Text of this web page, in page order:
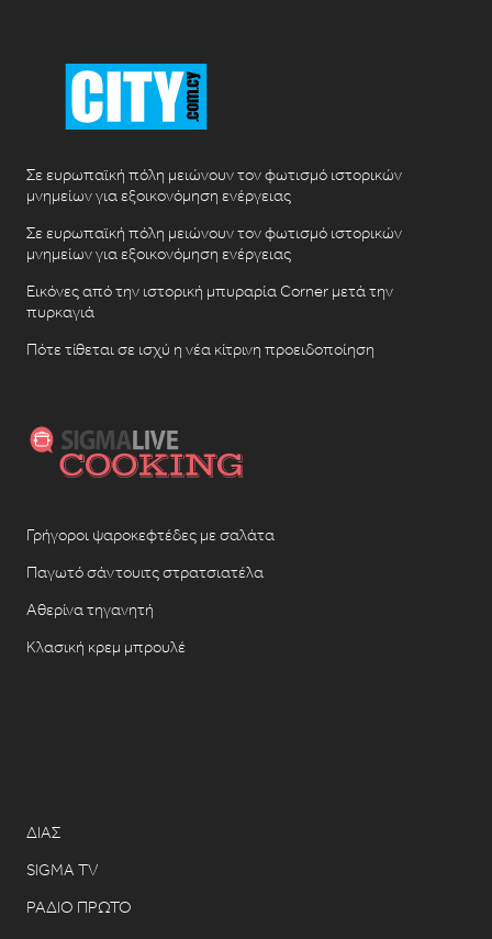
Σε ευρωπαϊκή πόλη μειώνουν τον φωτισμό ιστορικών
μνημείων για εξοικονόμηση ενέργειας
Σε ευρωπαϊκή πόλη μειώνουν τον φωτισμό ιστορικών
μνημείων για εξοικονόμηση ενέργειας
Εικόνες από την ιστορική μπυραρία Corner μετά την
πυρκαγιά
Πότε τίθεται σε ισχύ η νέα κίτρινη προειδοποίηση
Γρήγοροι ψαροκεφτέδες με σαλάτα
Παγωτό σάντουιτς στρατσιατέλα
Αθερίνα τηγανητή
Κλασική κρεμ μπρουλέ
ΔΙΑΣ
SIGMA TV
ΡΑΔΙΟ ΠΡΩΤΟ